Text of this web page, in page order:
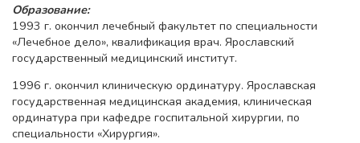
Образование:
1993 г. окончил лечебный факультет по специальности
«Лечебное дело», квалификация врач. Ярославский
государственный медицинский институт.
1996 г. окончил клиническую ординатуру. Ярославская
государственная медицинская академия, клиническая
ординатура при кафедре госпитальной хирургии, по
специальности «Хирургия».